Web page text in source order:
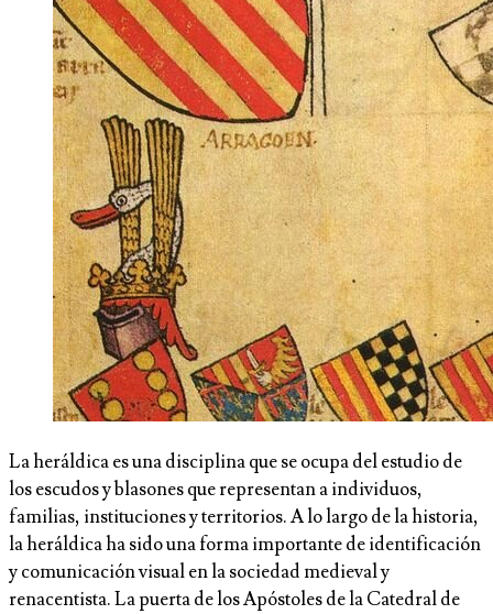
La heráldica es una disciplina que se ocupa del estudio de
los escudos y blasones que representan a individuos,
familias, instituciones y territorios. A lo largo de la historia,
la heráldica ha sido una forma importante de identificación
y comunicación visual en la sociedad medieval y
renacentista. La puerta de los Apóstoles de la Catedral de